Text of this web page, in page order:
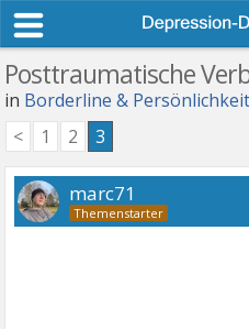
Posttraumatische
in Borderline &
< 1 2 3
marc71